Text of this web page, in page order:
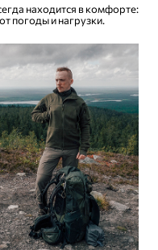
находится в комфорте:
погоды и нагрузки.